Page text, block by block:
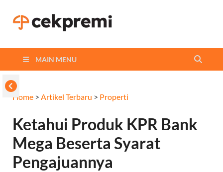
MAIN MENU
Home > Artikel Terbaru > Properti
Ketahui Produk KPR Bank
Mega Beserta Syarat
Pengajuannya